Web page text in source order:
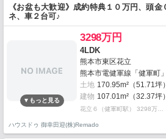
《お盆も大歓迎》成約特典１０万円、頭
ネ、車２台可♪
3298万円
4LDK
熊本市東区花立
熊本市電健軍線「健軍町
土地 170.95m²（51.71坪）
建物 107.01m²（32.37坪）
花立６（健軍町駅） 3298万…
ハウスドゥ 御幸田迎(株)Remado